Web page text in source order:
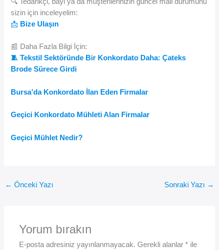
sizin için inceleyelim:
📩 Bize Ulaşın
📰 Daha Fazla Bilgi İçin:
🧵 Tekstil Sektöründe Bir Konkordato Daha: Çateks
Brode Sürece Girdi
Bursa’da Konkordato İlan Eden Firmalar
Geçici Konkordato Mühleti Alan Firmalar
Geçici Mühlet Nedir?
← Önceki Yazı Sonraki Yazı →
Yorum bırakın
E-posta adresiniz yayınlanmayacak. Gerekli alanlar* ile